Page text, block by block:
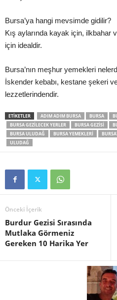
Bursa’ya hangi mevsimde gidilir?
Kış aylarında kayak için, ilkbahar
için idealdir.
Bursa’nın meşhur yemekleri
İskender kebabı, kestane şekeri
lezzetlerindendir.
ETIKETLER ADIM ADIM BURSA BURSA
BURSA GEZILECEK YERLER
BURSA GEZISI
BURSA ULUDAĞ
BURSA YEMEKLERI
ULUDAĞ
Önceki İçerik
Burdur Gezisi Sırasında
Mutlaka Görmeniz
Gereken 10 Harika Yer